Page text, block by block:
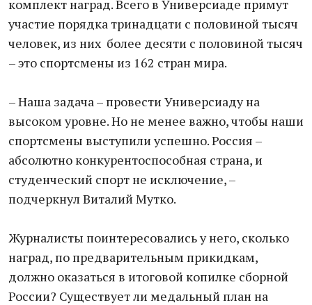
комплект наград. Всего в Универсиаде примут
участие порядка тринадцати с половиной тысяч
человек, из них более десяти с половиной тысяч
– это спортсмены из 162 стран мира.
– Наша задача – провести Универсиаду на
высоком уровне. Но не менее важно, чтобы наши
спортсмены выступили успешно. Россия –
абсолютно конкурентоспособная страна, и
студенческий спорт не исключение, –
подчеркнул Виталий Мутко.
Журналисты поинтересовались у него, сколько
наград, по предварительным прикидкам,
должно оказаться в итоговой копилке сборной
России? Существует ли медальный план на